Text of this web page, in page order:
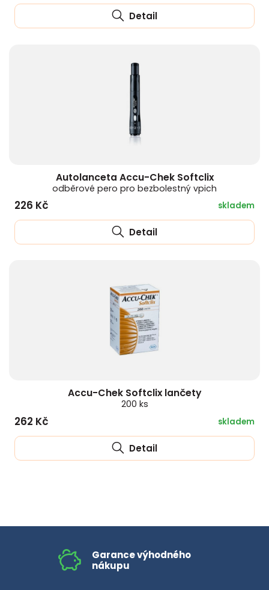
Detail
Autolanceta Accu-Chek Softclix
odběrové pero pro bezbolestný vpich
226 Kč skladem
Detail
Accu-Chek Softclix lančety
200 ks
262 Kč skladem
Detail
Garance výhodného
nákupu